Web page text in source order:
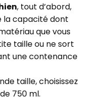
, tout d’abord,
la capacité dont
que vous
taille ou ne sort
une contenance
taille, choisissez
750 ml.